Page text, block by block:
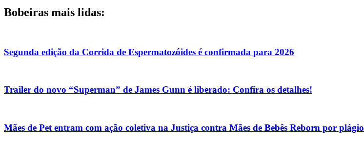
Bobeiras mais lidas:
Segunda edição da Corrida de Espermatozóides é confirmada para 2026
Trailer do novo “Superman” de James Gunn é liberado: Confira os detalhes!
Mães de Pet entram com ação coletiva na Justiça contra Mães de Bebês Reborn por plágio